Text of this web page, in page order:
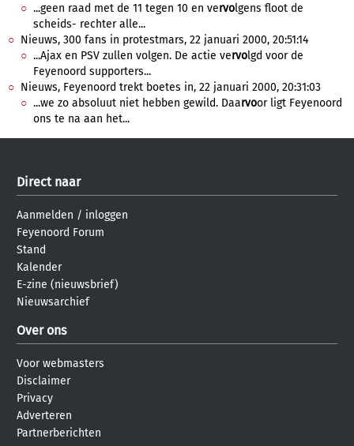
...geen raad met de 11 tegen 10 en vervolgens floot de
scheids- rechter alle...
Nieuws, 300 fans in protestmars, 22 januari 2000, 20:51:14
...Ajax en PSV zullen volgen. De actie vervolgd voor de
Feyenoord supporters...
Nieuws, Feyenoord trekt boetes in, 22 januari 2000, 20:31:03
...we zo absoluut niet hebben gewild. Daarvoor ligt Feyenoord
ons te na aan het...
Direct naar
Aanmelden / inloggen
Feyenoord Forum
Stand
Kalender
E-zine (nieuwsbrief)
Nieuwsarchief
Over ons
Voor webmasters
Disclaimer
Privacy
Adverteren
Partnerberichten